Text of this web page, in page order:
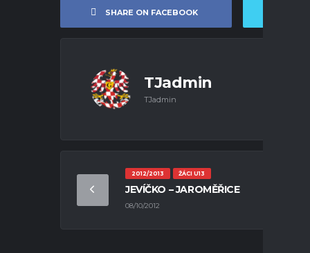
SHARE ON FACEBOOK
TJadmin
TJadmin
2012/2013 ŽÁCI U13
JEVÍČKO – JAROMĚŘICE
08/10/2012